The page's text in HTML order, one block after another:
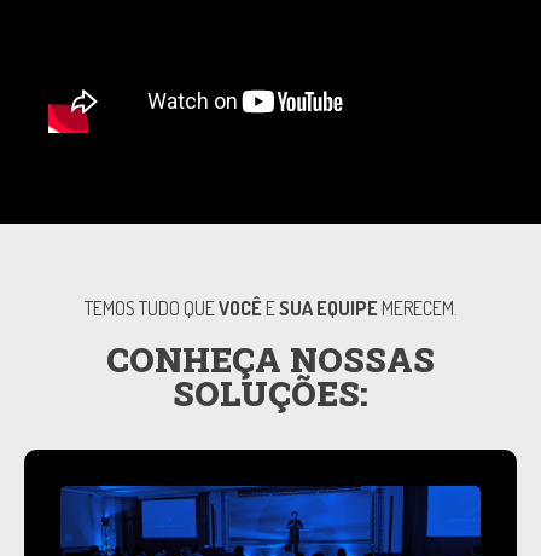
TEMOS TUDO QUEVOCÊ ESUA EQUIPE MERECEM.
CONHEÇA NOSSAS
SOLUÇÕES: